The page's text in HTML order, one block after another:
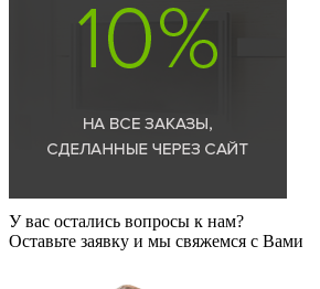
У вас остались вопросы к нам?
Оставьте заявку и мы свяжемся с Вами